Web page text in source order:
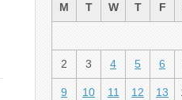
M
T W T F
2 3 4 5 6
9 10 11 12 13